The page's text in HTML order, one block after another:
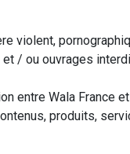
violent,
/ ou ouvrages
entre Wala France
produits,